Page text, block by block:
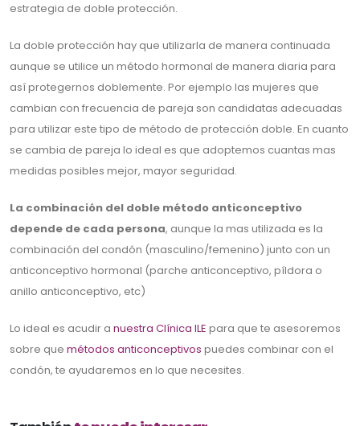
estrategia de doble protección.
La doble protección hay que utilizarla de manera continuada
aunque se utilice un método hormonal de manera diaria para
así protegernos doblemente. Por ejemplo las mujeres que
cambian con frecuencia de pareja son candidatas adecuadas
para utilizar este tipo de método de protección doble. En cuanto
se cambia de pareja lo ideal es que adoptemos cuantas mas
medidas posibles mejor, mayor seguridad.
La combinación del doble método anticonceptivo
depende de cada persona, aunque la mas utilizada es la
combinación del condón (masculino/femenino) junto con un
anticonceptivo hormonal (parche anticonceptivo, píldora o
anillo anticonceptivo, etc)
Lo ideal es acudir a nuestra Clínica ILE para que te asesoremos
sobre que métodos anticonceptivos puedes combinar con el
condón, te ayudaremos en lo que necesites.